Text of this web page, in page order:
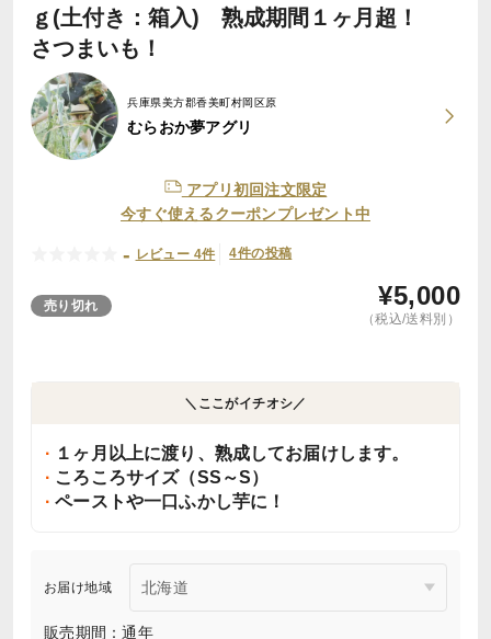
ｇ(土付き：箱入) 熟成期間１ヶ月超！
さつまいも！
兵庫県美方郡香美町村岡区原
むらおか夢アグリ
アプリ初回注文限定
今すぐ使えるクーポンプレゼント中
- レビュー 4件 4件の投稿
売り切れ ¥5,000
（税込/送料別）
＼ここがイチオシ／
１ヶ月以上に渡り、熟成してお届けします。
ころころサイズ（SS～S）
ペーストや一口ふかし芋に！
お届け地域
販売期間：通年